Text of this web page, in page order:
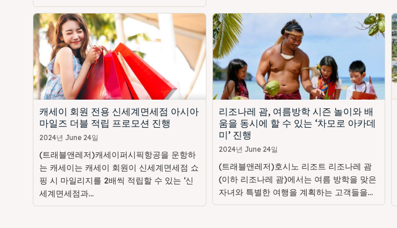
캐세이 회원 전용 신세계면세점 아시아
마일즈 더블 적립 프로모션 진행
2024년 June 24일
(트래블앤레저)캐세이퍼시픽항공을 운항하
는 캐세이는 캐세이 회원이 신세계면세점 쇼
핑 시 마일리지를 2배씩 적립할 수 있는 ‘신
세계면세점과...
리조나레 괌, 여름방학 시즌 놀이와 배
움을 동시에 할 수 있는 ‘차모로 아카데
미’ 진행
2024년 June 24일
(트래블앤레저)호시노 리조트 리조나레 괌
(이하 리조나레 괌)에서는 여름 방학을 맞은
자녀와 특별한 여행을 계획하는 고객들을...